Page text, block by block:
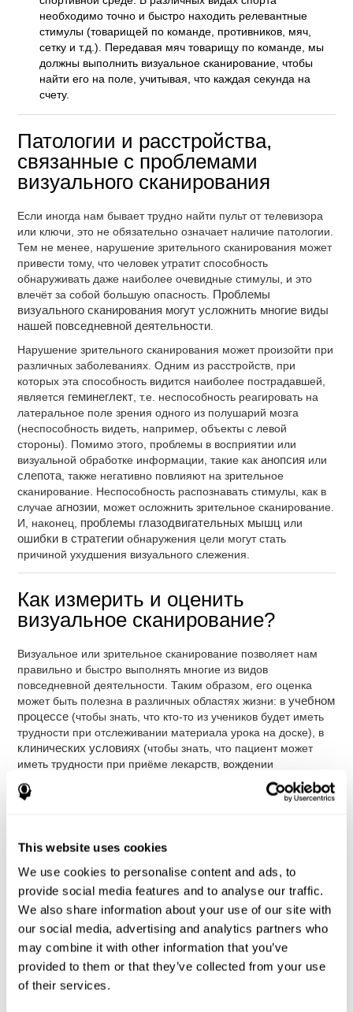
This website uses cookies
We use cookies to personalise content and ads, to
provide social media features and to analyse our traffic.
We also share information about your use of our site with
our social media, advertising and analytics partners who
may combine it with other information that you’ve
provided to them or that they’ve collected from your use
of their services.
необходимо точно и быстро находить релевантные
стимулы (товарищей по команде, противников, мяч,
сетку и т.д.). Передавая мяч товарищу по команде, мы
должны выполнить визуальное сканирование, чтобы
найти его на поле, учитывая, что каждая секунда на
счету.
Патологии и расстройства,
связанные с проблемами
визуального сканирования
Если иногда нам бывает трудно найти пульт от телевизора
или ключи, это не обязательно означает наличие патологии.
Тем не менее, нарушение зрительного сканирования может
привести тому, что человек утратит способность
обнаруживать даже наиболее очевидные стимулы, и это
влечёт за собой большую опасность. Проблемы
визуального сканирования могут усложнить многие виды
нашей повседневной деятельности
Нарушение зрительного сканирования может произойти при
различных заболеваниях. Одним из расстройств, при
которых эта способность видится наиболее пострадавшей,
является геминеглект , т.е. неспособность реагировать на
латеральное поле зрения одного из полушарий мозга
(неспособность видеть, например, объекты с левой
стороны). Помимо этого, проблемы в восприятии или
визуальной обработке информации, такие каканопсия или
слепота , также негативно повлияют на зрительное
сканирование. Неспособность распознавать стимулы, как в
случаеагнозии , может осложнить зрительное сканирование.
И, наконец, проблемы глазодвигательных мышц или
ошибки в стратегии обнаружения цели могут стать
причиной ухудшения визуального слежения.
Как измерить и оценить
визуальное сканирование?
Визуальное или зрительное сканирование позволяет нам
правильно и быстро выполнять многие из видов
повседневной деятельности. Таким образом, его оценка
может быть полезна в различных областях жизни: вучебном
процессе (чтобы знать, что кто-то из учеников будет иметь
трудности при отслеживании материала урока на доске), в
клинических условиях (чтобы знать, что пациент может
иметь трудности при приёме лекарств, вождении
автомобиля или при выполнении повседневных задач), или
впрофессиональной сфере
(чтобы знать, что водитель
использовать оружие).
Благодаря
комплепксному нейропсихологическому
мы можем качественно и эффективно
измерить различные когнитивные навыки, в том числе
визуальное слежение. Тест, который предлагаетCogniFit
("КогниФит")для оценки визуального сканирования,
основан на классических тестах: Тесте на Длительное
Поддержание Функции (CPT), Тесте на Симуляцию
Нарушений Памяти (TOMM), Задаче Визуальной
Организации Хупера (VOT), Тесте Переменных Внимания